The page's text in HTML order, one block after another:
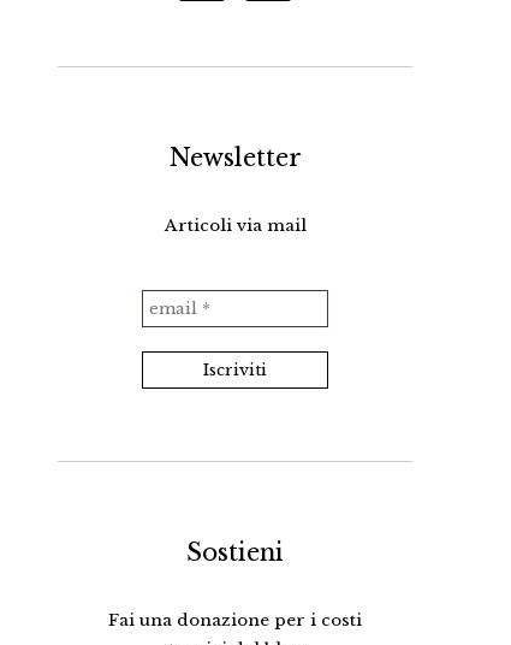
Newsletter
Articoli via mail
Sostieni
Fai una donazione per i costi